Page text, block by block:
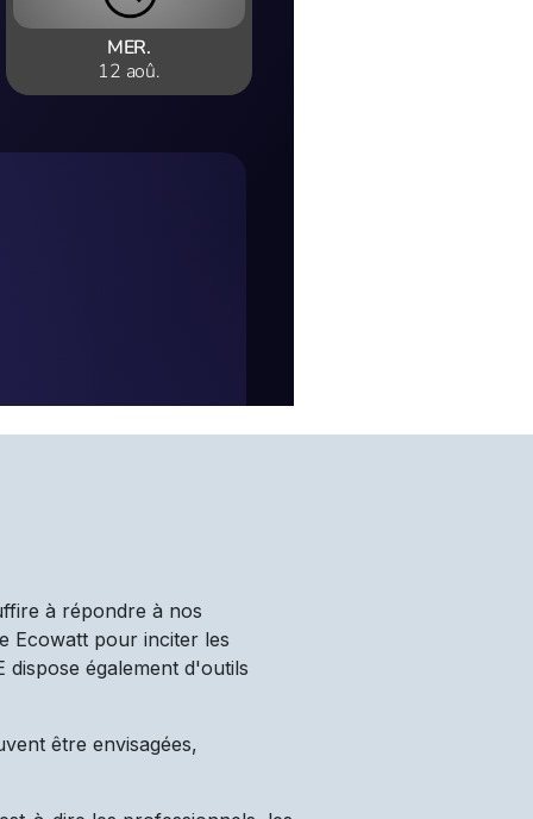
à répondre à nos
Ecowatt pour inciter les
également d'outils
être envisagées,